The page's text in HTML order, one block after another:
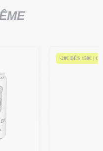
-20€ DÈS 150€ |